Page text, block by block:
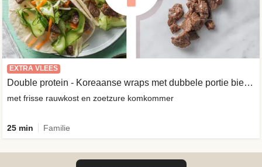
EXTRA VLEES
Double protein - Koreaanse wraps met dubbele portie biefstukpuntjes
met frisse rauwkost en zoetzure komkommer
25 min Familie